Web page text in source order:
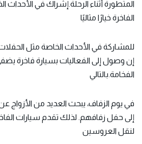
المتطورة أثناء الرحلة.إشراك في الأحداث
الفاخرة خيارًا مثاليًا
للمشاركة في الأحداث الخاصة مثل الحفلات
إن وصول إلى الفعاليات بسيارة فاخرة
الفخامة.بالتالي
في يوم الزفاف، يبحث العديد من الأزواج
إلى حفل زفافهم. لذلك تقدم سيارات
لنقل العروسين